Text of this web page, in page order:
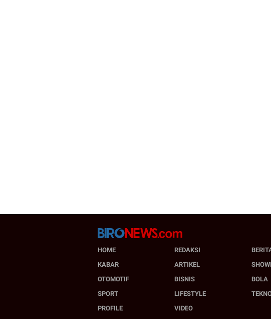
HOME REDAKSI
KABAR
ARTIKEL
OTOMOTIF
BISNIS
BOLA
SPORT
LIFESTYLE
PROFILE
VIDEO